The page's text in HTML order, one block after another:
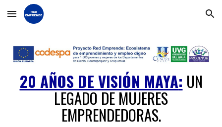
Skip to main content Skip to navigation
20 AÑOS DE VISIÓN MAYA: UN
LEGADO DE MUJERES
EMPRENDEDORAS.